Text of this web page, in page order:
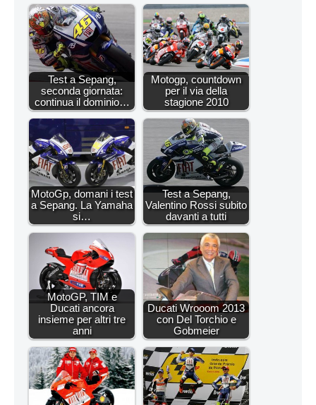
Test a Sepang,
seconda giornata:
continua il dominio…
Motogp, countdown
per il via della
stagione 2010
MotoGp, domani i test
a Sepang. La Yamaha
si…
Test a Sepang,
Valentino Rossi subito
davanti a tutti
MotoGP, TIM e
Ducati ancora
insieme per altri tre
anni
Ducati Wrooom 2013
con Del Torchio e
Gobmeier